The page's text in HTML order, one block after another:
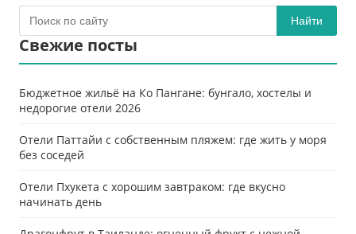
Найти
Свежие посты
Бюджетное жильё на Ко Пангане: бунгало, хостелы и
недорогие отели 2026
Отели Паттайи с собственным пляжем: где жить у моря
без соседей
Отели Пхукета с хорошим завтраком: где вкусно
начинать день